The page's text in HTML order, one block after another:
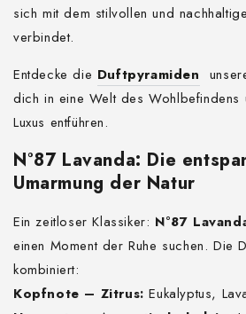
sich mit dem stilvollen und
verbindet.
Entdecke die Duftpyramiden
dich in eine Welt des Wohlbefindens
Luxus entführen.
N°87 Lavanda: Die
Umarmung der Natur
Ein zeitloser Klassiker: N°87
einen Moment der Ruhe suchen. Die
kombiniert:
Kopfnote – Zitrus: Eukalyptus,